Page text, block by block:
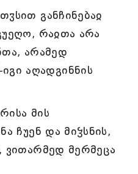
განჩინებაჲ
რაჲთა არა
არამედ
აღადგინნის
მის
ჩუენ და მიჴსნის,
ვითარმედ მერმეცა